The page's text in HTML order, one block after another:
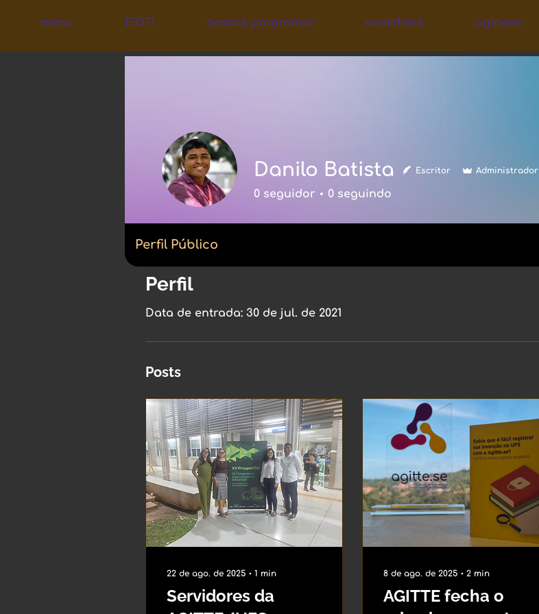
menu EIDTI nossos programas avalcheck aginews
Perfil
Data de entrada: 30 de jul. de 2021
Posts
22 de ago. de 2025 ∙ 1 min
Servidores da
8 de ago. de 2025 ∙ 2 min
AGITTE fecha o
Danilo Batista Escritor Administrador
0 seguidor 0 seguindo
Perfil Público